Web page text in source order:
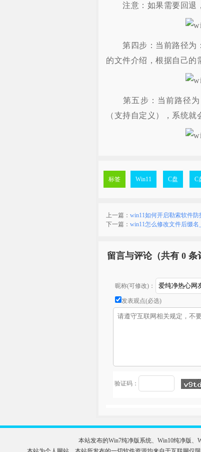
注意：如果需要回退，
第四步：当前路径为：
的文件介绍，根据自己的
第五步：当前路径为
（支持自定义），系统就
标签 Win11 C盘 C
上一篇： win11如何开启勒索软件
下一篇： win11怎么修改文件后缀
留言与评论（共有 0 条
昵称(可修改)：
发表观点(必选)
验证码：
本站发布的Win7纯净版系统、Win10纯净版